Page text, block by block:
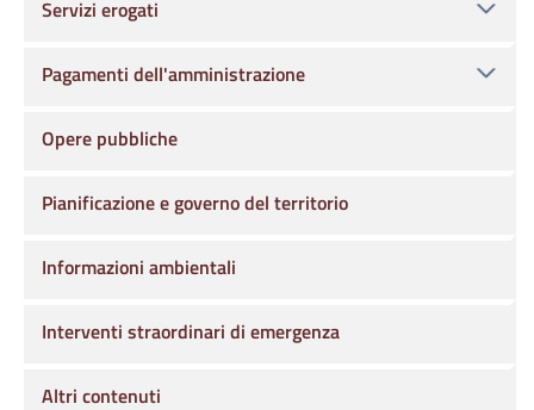
Servizi erogati
Pagamenti dell'amministrazione
Opere pubbliche
Pianificazione e governo del territorio
Informazioni ambientali
Interventi straordinari di emergenza
Altri contenuti